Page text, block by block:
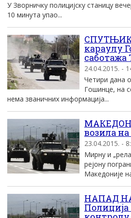
У Зворничку полицијску станицу
10 минута упао...
караулу
саботажа
24.04.2015. -
Четири дана
Гошинце, на
нема званичних информација...
возила
23.04.2015. -
Мирну и
рејону
Македоније
НАПАД